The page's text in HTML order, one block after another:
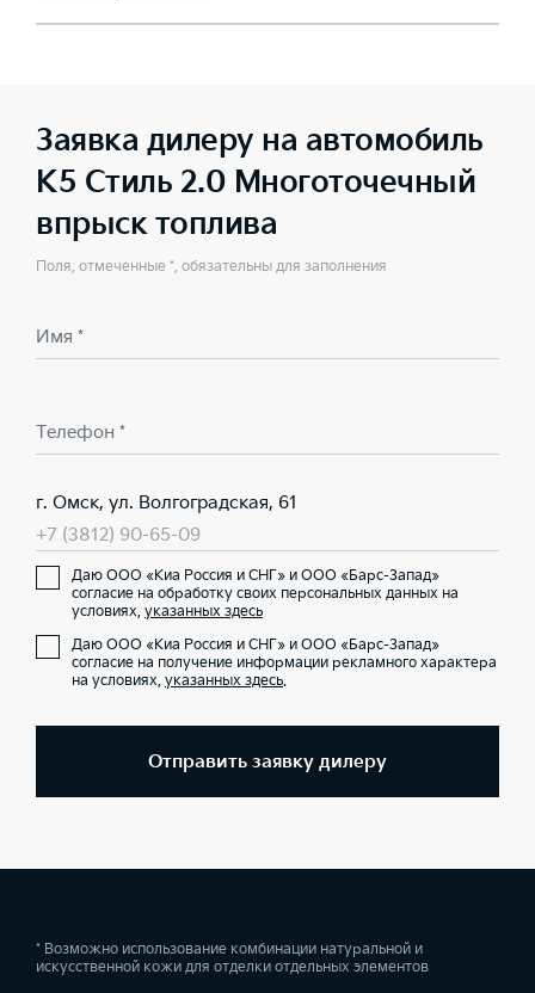
Заявка дилеру на автомобиль
K5 Стиль 2.0 Многоточечный
впрыск топлива
Поля, отмеченные *, обязательны для заполнения
Имя *
Телефон *
г. Омск, ул. Волгоградская, 61
+7 (3812) 90-65-09
Даю ООО «Киа Россия и СНГ» и ООО «Барс-Запад»
согласие на обработку своих персональных данных на
условиях, указанных здесь
Даю ООО «Киа Россия и СНГ» и ООО «Барс-Запад»
согласие на получение информации рекламного характера
на условиях, указанных здесь.
Отправить заявку дилеру
* Возможно использование комбинации натуральной и
искусственной кожи для отделки отдельных элементов